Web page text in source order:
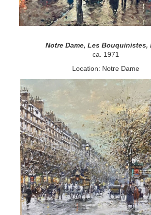
Notre Dame, Les Bouquinistes,
ca. 1971
Location: Notre Dame